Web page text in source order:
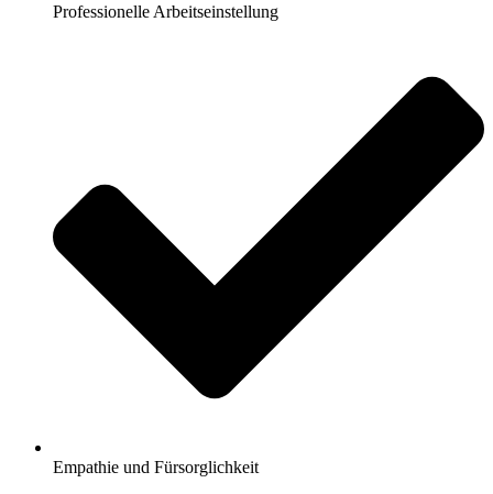
Professionelle Arbeitseinstellung
Empathie und Fürsorglichkeit